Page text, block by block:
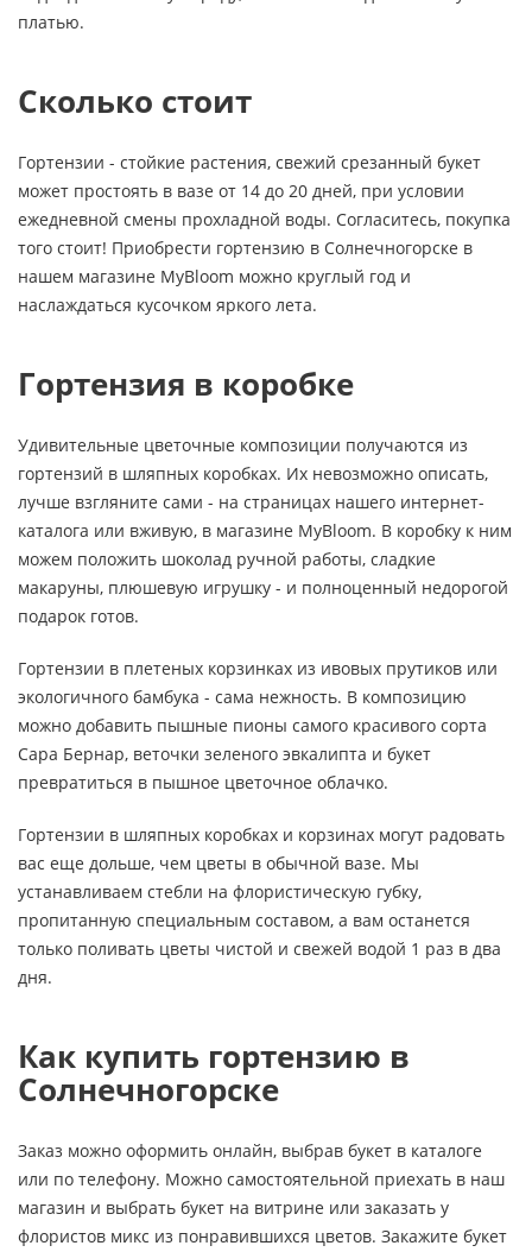
платью.
Сколько стоит
Гортензии - стойкие растения, свежий срезанный букет
может простоять в вазе от 14 до 20 дней, при условии
ежедневной смены прохладной воды. Согласитесь, покупка
того стоит! Приобрести гортензию в Солнечногорске в
нашем магазине MyBloom можно круглый год и
наслаждаться кусочком яркого лета.
Гортензия в коробке
Удивительные цветочные композиции получаются из
гортензий в шляпных коробках. Их невозможно описать,
лучше взгляните сами - на страницах нашего интернет-
каталога или вживую, в магазине MyBloom. В коробку к ним
можем положить шоколад ручной работы, сладкие
макаруны, плюшевую игрушку - и полноценный недорогой
подарок готов.
Гортензии в плетеных корзинках из ивовых прутиков или
экологичного бамбука - сама нежность. В композицию
можно добавить пышные пионы самого красивого сорта
Сара Бернар, веточки зеленого эвкалипта и букет
превратиться в пышное цветочное облачко.
Гортензии в шляпных коробках и корзинах могут радовать
вас еще дольше, чем цветы в обычной вазе. Мы
устанавливаем стебли на флористическую губку,
пропитанную специальным составом, а вам останется
только поливать цветы чистой и свежей водой 1 раз в два
дня.
Как купить гортензию в
Солнечногорске
Заказ можно оформить онлайн, выбрав букет в каталоге
или по телефону. Можно самостоятельной приехать в наш
магазин и выбрать букет на витрине или заказать у
флористов микс из понравившихся цветов. Закажите букет